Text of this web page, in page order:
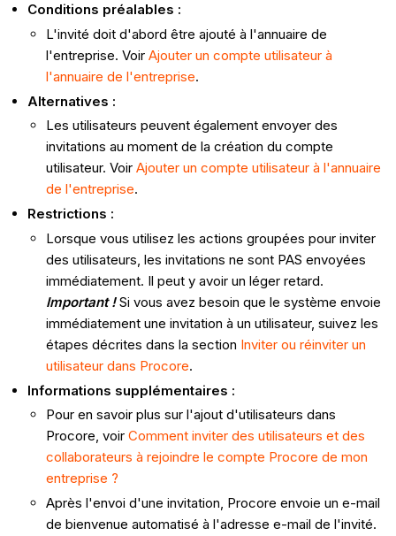
Conditions préalables :
L'invité doit d'abord être ajouté à l'annuaire de
l'entreprise. VoirAjouter un compte utilisateur à
l'annuaire de l'entreprise.
Alternatives :
Les utilisateurs peuvent également envoyer des
invitations au moment de la création du compte
utilisateur. VoirAjouter un compte utilisateur à l'annuaire
de l'entreprise.
Restrictions :
Lorsque vous utilisez les actions groupées pour inviter
des utilisateurs, les invitations ne sont PAS envoyées
immédiatement. Il peut y avoir un léger retard.
Important !Si vous avez besoin que le système envoie
immédiatement une invitation à un utilisateur, suivez les
étapes décrites dans la section Inviter ou réinviter un
utilisateur dans Procore.
Informations supplémentaires :
Pour en savoir plus sur l'ajout d'utilisateurs dans
Procore, voirComment inviter des utilisateurs et des
collaborateurs à rejoindre le compte Procore de mon
entreprise ?
Après l'envoi d'une invitation, Procore envoie un e-mail
de bienvenue automatisé à l'adresse e-mail de l'invité.